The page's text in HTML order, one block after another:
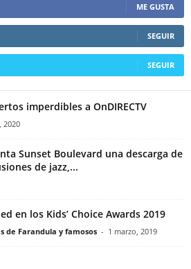
ME GUSTA
SEGUIR
SEGUIR
imperdibles a OnDIRECTV
2020
Sunset Boulevard una descarga de
de jazz,...
en los Kids’ Choice Awards 2019
de Farandula y famosos - 1 marzo, 2019